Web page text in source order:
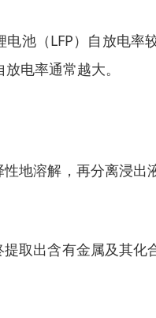
池（LFP）自放电
电率通常越大。
地溶解，再分离浸
取出含有金属及其